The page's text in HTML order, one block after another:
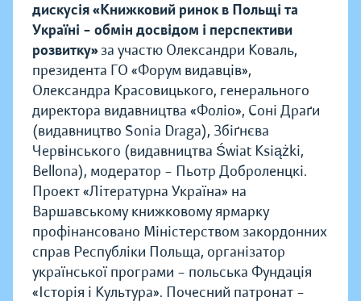
дискусія «Книжковий ринок в Польщі та
Україні – обмін досвідом і перспективи
розвитку»за участю Олександри Коваль,
президента ГО «Форум видавців»,
Олександра Красовицького, генерального
директора видавництва «Фоліо», Соні Драґи
(видавництво Sonia Draga), Збіґнєва
Червінського (видавництва Świat Książki,
Bellona), модератор – Пьотр Доброленцкі.
Проект «Літературна Україна» на
Варшавському книжковому ярмарку
профінансовано Міністерством закордонних
справ Республіки Польща, організатор
української програми – польська Фундація
«Історія і Культура». Почесний патронат –